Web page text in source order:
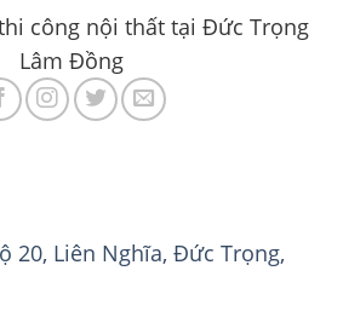
công nội thất tại Đức Trọng
Lâm Đồng
20, Liên Nghĩa, Đức Trọng,